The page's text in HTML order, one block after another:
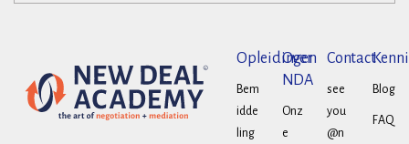
Opleidingen
Bem
idde
ling
Over
NDA
Onz
e
Contact
see
you
@n
Blog
FAQ